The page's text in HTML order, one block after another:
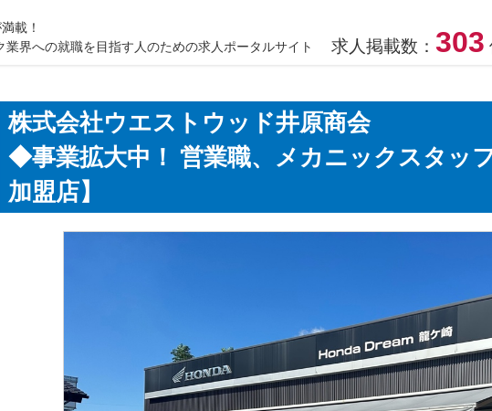
載！
業界への就職を目指す人のための求人ポータルサイト
求人掲載数：303
株式会社ウエストウッド井原商会
◆事業拡大中！ 営業職、メカニックスタッ
加盟店】